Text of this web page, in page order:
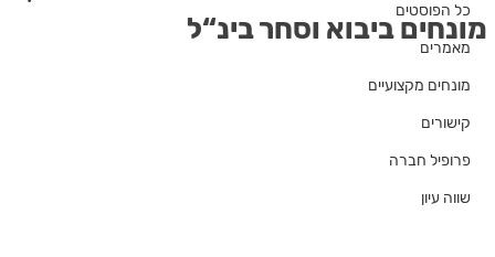
כל הפוסטים
מאמרים
מונחים מקצועיים
קישורים
פרופיל חברה
שווה עיון
מונחים ביבוא וסחר בינ“ל